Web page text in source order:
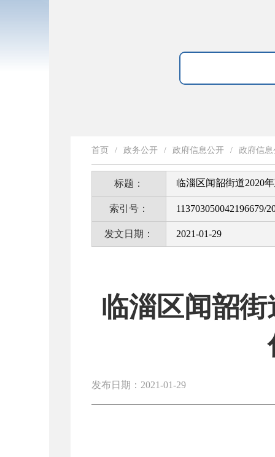
首页 / 政务公开 / 政府信息公开 / 政府信
标题： 临淄区闻韶街道2020
索引号： 113703050042196679/
发文日期： 2021-01-29
临淄区闻韶
发布日期：2021-01-29